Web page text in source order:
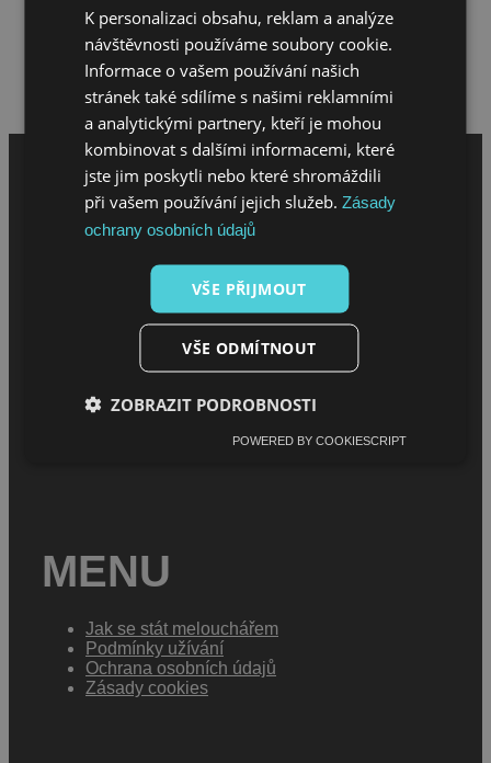
Spolupráce s timto melouchářem na jedničku.
Realizovali jsme obklad malé místnosti. Vše kvalitně
udělané. Děkuji
Napsat hodnocení
Úvod
MENU
Jak se stát melouchářem
Podmínky užívání
Ochrana osobních údajů
Zásady cookies
K personalizaci obsahu, reklam a analýze
návštěvnosti používáme soubory cookie.
Informace o vašem používání našich
stránek také sdílíme s našimi reklamními
a analytickými partnery, kteří je mohou
kombinovat s dalšími informacemi, které
jste jim poskytli nebo které shromáždili
při vašem používání jejich služeb.Zásady
ochrany osobních údajů
VŠE PŘIJMOUT
VŠE ODMÍTNOUT
ZOBRAZIT PODROBNOSTI
POWERED BY COOKIESCRIPT